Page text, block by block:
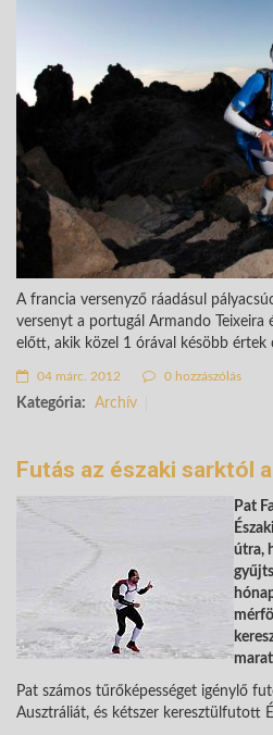
A francia versenyző ráadásul
versenyt a portugál Armando Teixeira
előtt, akik közel 1 órával késöbb értek
04 márc. 2012 0 hozzászólás
Kategória: Archív
Futás az északi sarktól
Pat
útra,
Pat számos tűrőképességet igénylő
Ausztráliát, és kétszer keresztülfutott